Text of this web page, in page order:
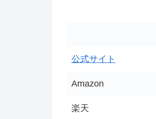
公式サイト
Amazon
楽天